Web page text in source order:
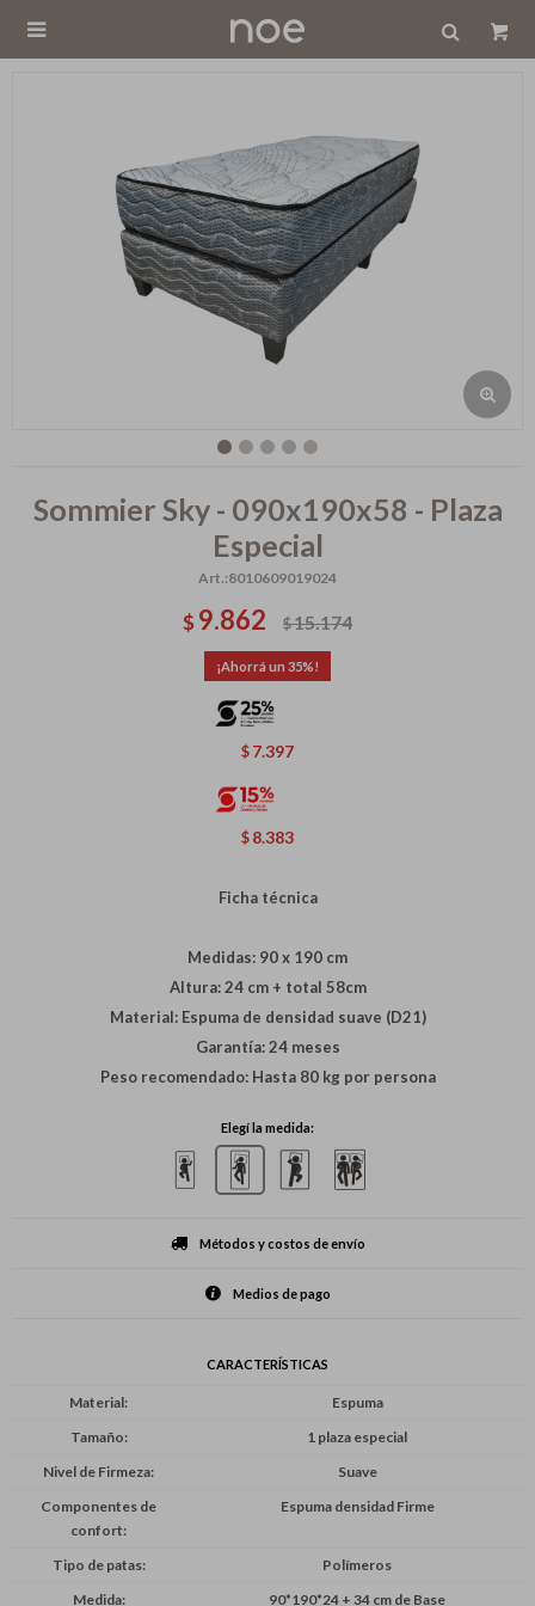

Sommier Sky - 090x190x58 - Plaza
Especial
8010609019024
$9.862 $15.174
35
$ 7.397
$ 8.383
Ficha técnica
Medidas: 90 x 190 cm
Altura: 24 cm + total 58cm
Material: Espuma de densidad suave (D21)
Garantía: 24 meses
Peso recomendado: Hasta 80 kg por persona
Elegí la medida:
Métodos y costos de envío
Medios de pago
CARACTERÍSTICAS
Material
Espuma
Tamaño
1 plaza especial
Nivel de Firmeza
Suave
Componentes de
confort
Espuma densidad Firme
Tipo de patas
Polímeros
Medida
90*190*24 + 34 cm de Base